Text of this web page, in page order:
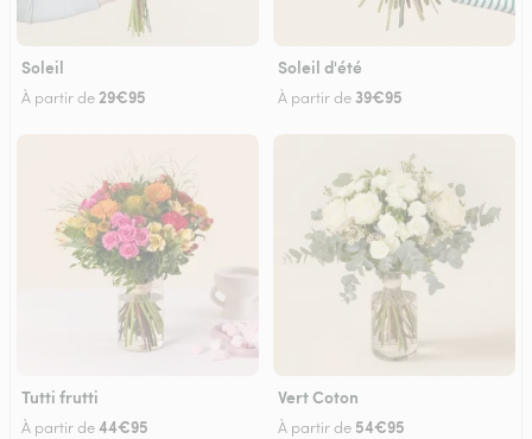
Soleil
À partir de29€95
Soleil d'été
À partir de 39€95
Tutti frutti
À partir de44€95
Vert Coton
À partir de 54€95